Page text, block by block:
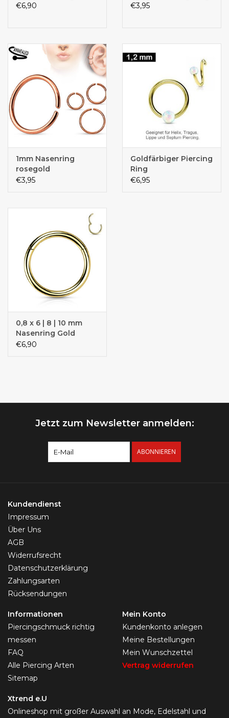
€6,90
€3,95
1mm Nasenring
rosegold
€3,95
Goldfärbiger Piercing
Ring
€6,95
0,8 x 6 | 8 | 10 mm
Nasenring Gold
€6,90
Jetzt zum Newsletter anmelden:
ABONNIEREN
Kundendienst
Impressum
Über Uns
AGB
Widerrufsrecht
Datenschutzerklärung
Zahlungsarten
Rücksendungen
Informationen
Piercingschmuck richtig
messen
FAQ
Alle Piercing Arten
Sitemap
Mein Konto
Kundenkonto anlegen
Meine Bestellungen
Mein Wunschzettel
Vertrag widerrufen
Xtrend e.U
Onlineshop mit großer Auswahl an Mode, Edelstahl und